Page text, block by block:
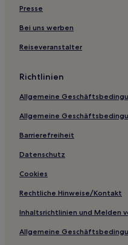
Familien in Novoli/San
Haustierfreundliche in
Familien in Montespertoli
Haustierfreundliche in
Familien in Signa
Hotels mit Pool in Scandicci
Haustierfreundliche in
Familien in Scandicci
Business in Arcetri
Familien in Arcetri
Hotels mit Parkplatz nahe
Presse
Bei uns werben
Reiseveranstalter
Richtlinien
Allgemeine
Allgemeine
Barrierefreiheit
Datenschutz
Cookies
Rechtliche Hinweise/Kontakt
Inhaltsrichtlinien und Melden
Allgemeine